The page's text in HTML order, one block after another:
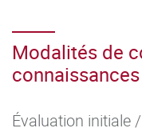
Modalités de
connaissances
Évaluation initiale